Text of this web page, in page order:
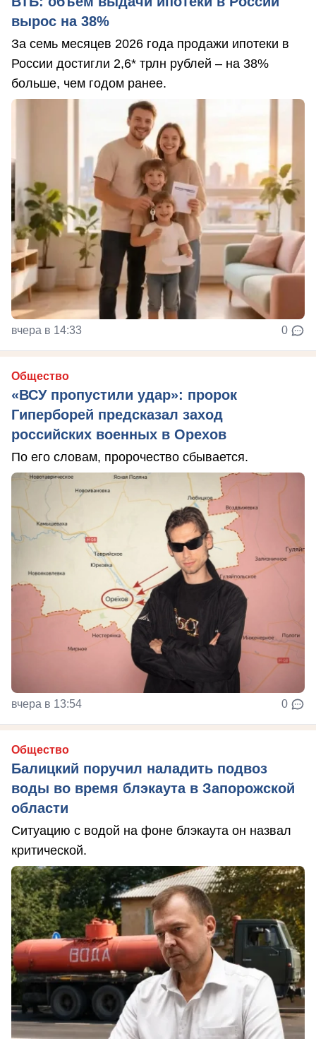
вырос на 38%
За семь месяцев 2026 года продажи ипотеки в
России достигли 2,6* трлн рублей – на 38%
больше, чем годом ранее.
вчера в 14:33 0
Общество
«ВСУ пропустили удар»: пророк
Гиперборей предсказал заход
российских военных в Орехов
По его словам, пророчество сбывается.
вчера в 13:54 0
Общество
Балицкий поручил наладить подвоз
воды во время блэкаута в Запорожской
области
Ситуацию с водой на фоне блэкаута он назвал
критической.